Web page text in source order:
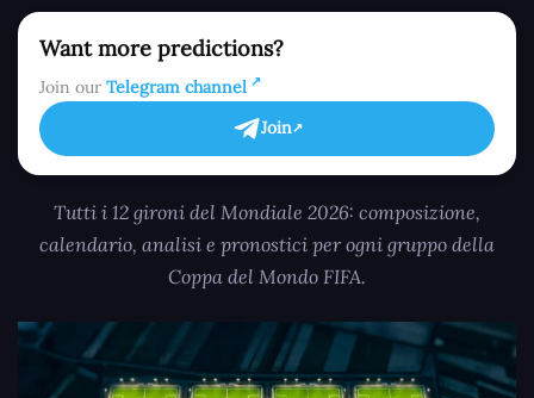
Want more predictions?
Join our Telegram channel
Join
Tutti i 12 gironi del Mondiale 2026: composizione,
calendario, analisi e pronostici per ogni gruppo della
Coppa del Mondo FIFA.